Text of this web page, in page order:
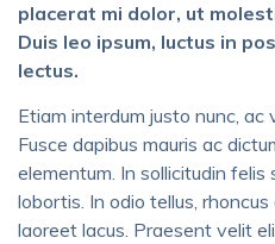
placerat mi dolor, ut
Duis leo ipsum, luctus in
lectus.
Etiam interdum justo nunc, ac
Fusce dapibus mauris ac
elementum. In sollicitudin felis
lobortis. In odio tellus,
laoreet lacus. Praesent velit